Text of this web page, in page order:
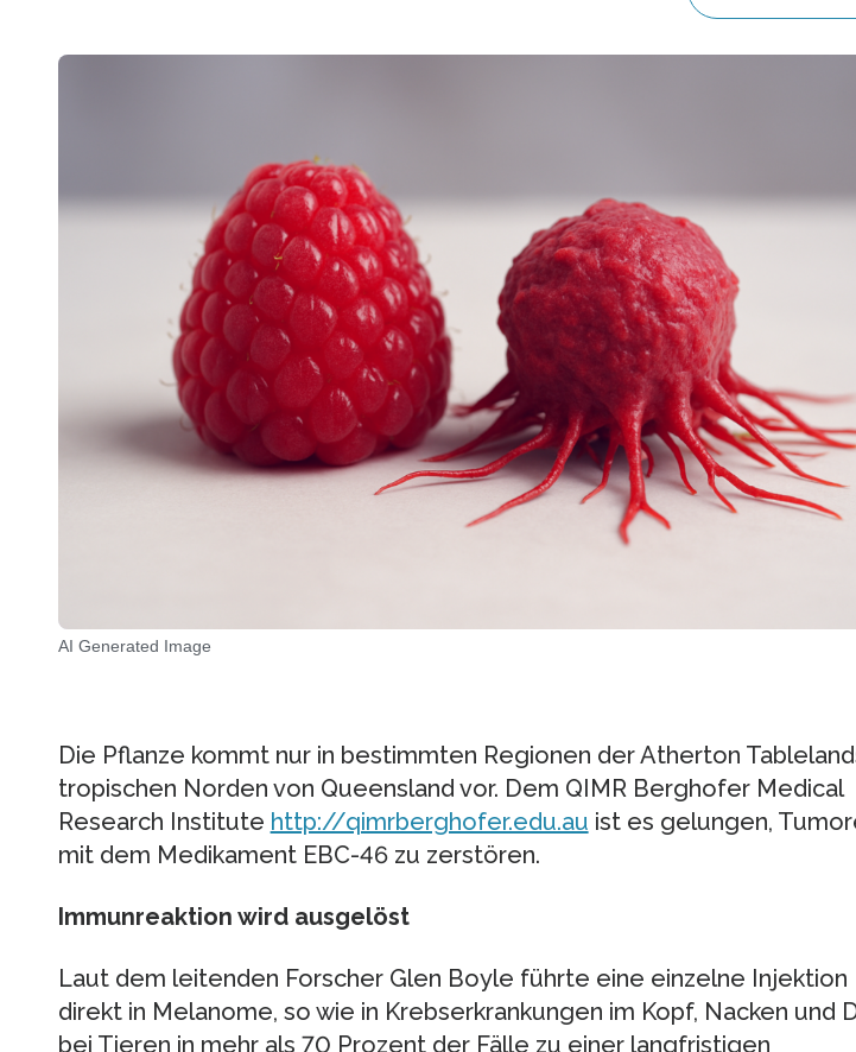
AI Generated Image
Die Pflanze kommt nur in bestimmten Regionen der Atherton
tropischen Norden von Queensland vor. Dem QIMR Berghofer Medical
Research Institute http://qimrberghofer.edu.au ist es gelungen,
mit dem Medikament EBC-46 zu zerstören.
Immunreaktion wird ausgelöst
Laut dem leitenden Forscher Glen Boyle führte eine einzelne Injektion
direkt in Melanome, so wie in Krebserkrankungen im Kopf, Nacken und
bei Tieren in mehr als 70 Prozent der Fälle zu einer langfristigen